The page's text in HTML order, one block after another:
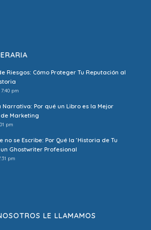
Riesgos: Cómo Proteger Tu Reputación al
pm
Narrativa: Por qué un Libro es la Mejor
Marketing
pm
no se Escribe: Por Qué la ‘Historia de Tu
un Ghostwriter Profesional
pm
LE LLAMAMOS